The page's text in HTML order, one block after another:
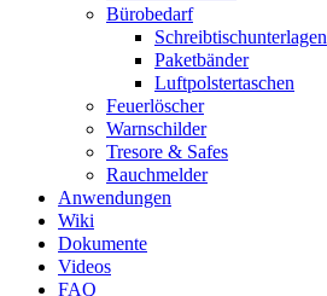
Bürobedarf
Schreibtischunterlagen
Paketbänder
Luftpolstertaschen
Feuerlöscher
Warnschilder
Tresore & Safes
Rauchmelder
Anwendungen
Wiki
Dokumente
Videos
FAQ